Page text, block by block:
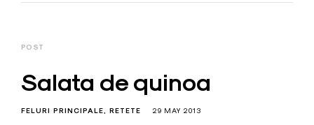
POST
Salata de quinoa
FELURI PRINCIPALE RETETE 29 MAY 2013